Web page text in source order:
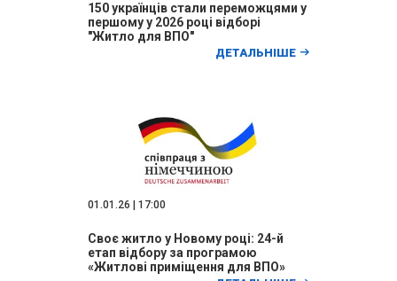
150 українців стали переможцями у
першому у 2026 році відборі
"Житло для ВПО"
ДЕТАЛЬНІШЕ
01.01.26 | 17:00
Своє житло у Новому році: 24-й
етап відбору за програмою
«Житлові приміщення для ВПО»